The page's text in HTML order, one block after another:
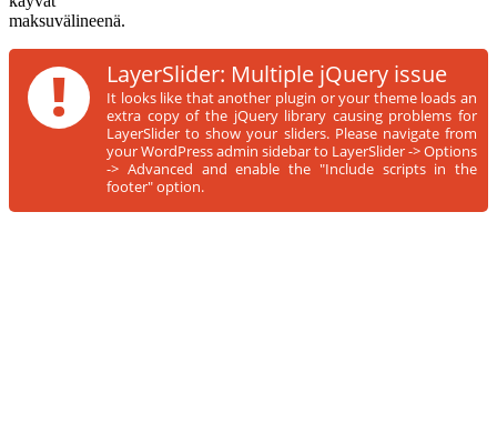
maksuvälineenä.
! LayerSlider: Multiple jQuery issue
It looks like that another plugin or your theme loads an
extra copy of the jQuery library causing problems for
LayerSlider to show your sliders. Please navigate from
your WordPress admin sidebar to LayerSlider -> Options
-> Advanced and enable the "Include scripts in the
footer" option.